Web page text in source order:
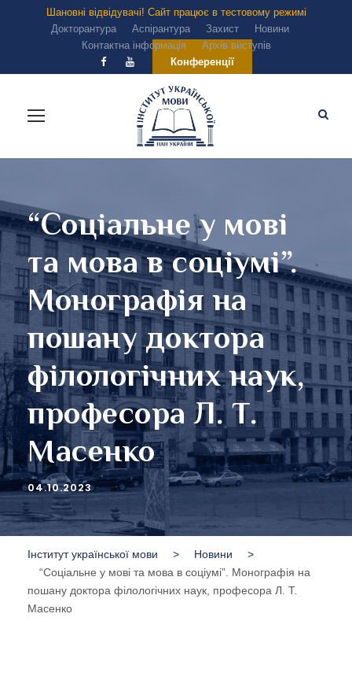
Шановні відвідувачі! Сайт працює в тестовому режимі
Докторантура
Аспірантура Захист
Новини
Контактна інформація
Архів виступів
Конференції
“Соціальне у мові
та мова в соціумі”.
Монографія на
пошану доктора
філологічних наук,
професора Л. Т.
Масенко
04.10.2023
Інститут української мови > Новини
>
“Соціальне у мові та мова в соціумі”. Монографія на
пошану доктора філологічних наук, професора Л. Т.
Масенко